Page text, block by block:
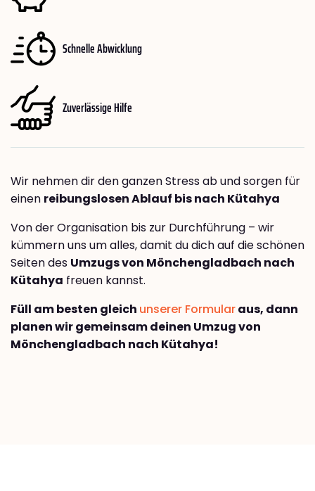
Schnelle Abwicklung
Zuverlässige Hilfe
Wir nehmen dir den ganzen Stress ab und sorgen für
einen reibungslosen Ablauf bis nach Kütahya
Von der Organisation bis zur Durchführung – wir
kümmern uns um alles, damit du dich auf die schönen
Seiten des Umzugs von Mönchengladbach nach
Kütahya freuen kannst.
Füll am besten gleich unserer Formularaus, dann
planen wir gemeinsam deinen Umzug von
Mönchengladbach nach Kütahya!